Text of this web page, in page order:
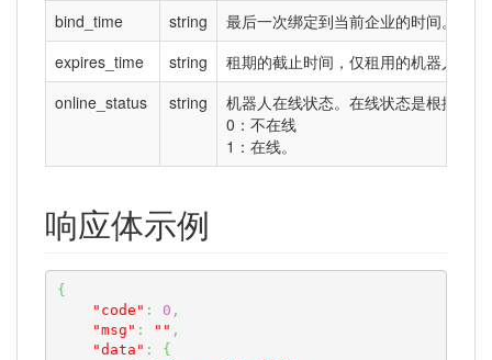
bind_time
string
最后一次绑定到当前企业的时间。整
expires_time
string
租期的截止时间，仅租用的机器人有
online_status
string
机器人在线状态。在线状态是根据机
0：不在线
1：在线。
响应体示例
{
"code" : 0 ,
"msg" : "" ,
"data" :
{